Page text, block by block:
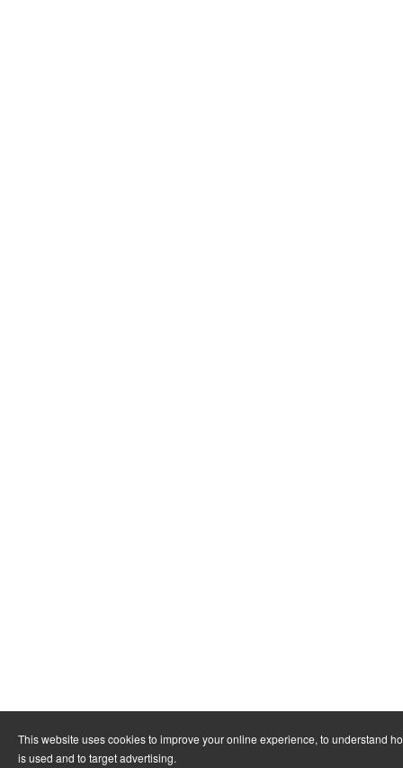
This website uses cookies to improve your online experience, to understand
is used and to target advertising.